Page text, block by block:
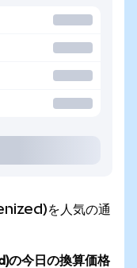
を人気の通
の今日の換算価格